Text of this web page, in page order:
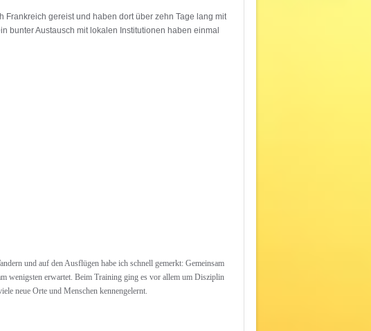
gereist und haben dort über zehn Tage lang mit
bunter Austausch mit lokalen Institutionen haben einmal
und auf den Ausflügen habe ich schnell gemerkt: Gemeinsam
wenigsten erwartet. Beim Training ging es vor allem um Disziplin
neue Orte und Menschen kennengelernt.